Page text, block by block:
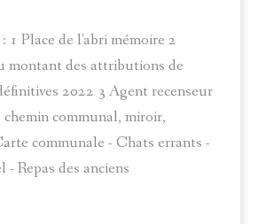
1 Place de l'abri mémoire 2
montant des attributions de
2022 3 Agent recenseur
chemin communal, miroir,
communale - Chats errants -
Repas des anciens